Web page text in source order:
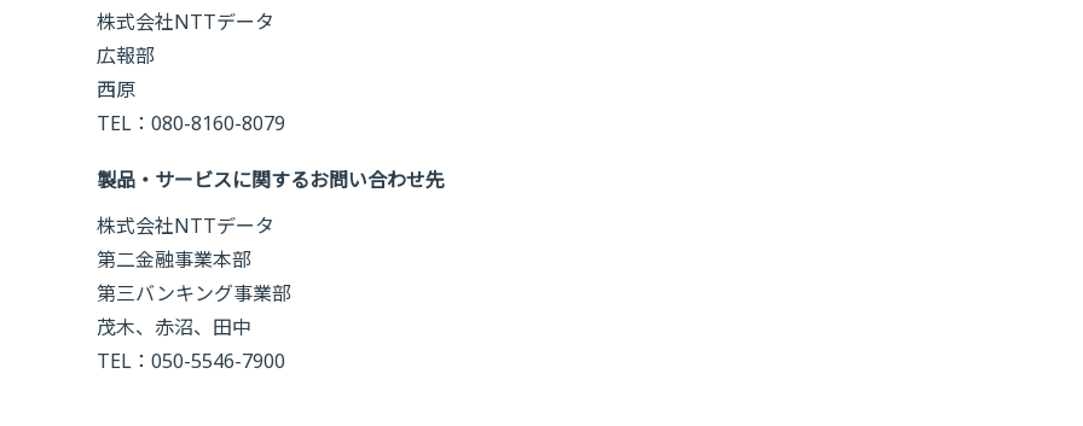
株式会社NTTデータ
広報部
西原
TEL：080-8160-8079
製品・サービスに関するお問い合わせ先
株式会社NTTデータ
第二金融事業本部
第三バンキング事業部
茂木、赤沼、田中
TEL：050-5546-7900